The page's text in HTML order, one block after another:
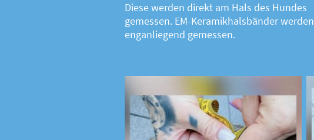
Diese werden direkt am Hals des Hundes
gemessen. EM-Keramikhalsbänder werden
enganliegend gemessen.